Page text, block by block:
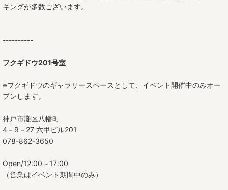
角鉢
高杯
酒器
カップ
キングが多数ございます。
----------
フクギドウ201号室
※フクギドウのギャラリースペースとして、イベント開催中のみオー
プンします。
神戸市灘区八幡町
4－9－27 六甲ビル201
078-862-3650
Open/12:00～17:00
（営業はイベント期間中のみ）